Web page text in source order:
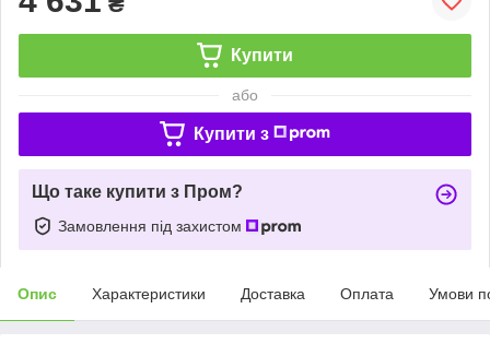
Купити
або
Купити з
Що таке купити з Пром?
Замовлення під захистом
Опис Характеристики Доставка Оплата Умови